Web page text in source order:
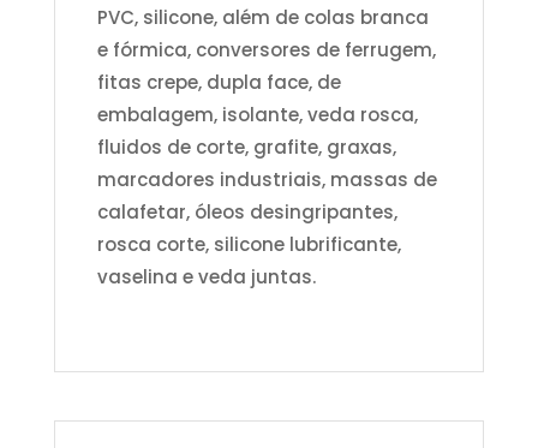
PVC, silicone, além de colas branca
e fórmica, conversores de ferrugem,
fitas crepe, dupla face, de
embalagem, isolante, veda rosca,
fluidos de corte, grafite, graxas,
marcadores industriais, massas de
calafetar, óleos desingripantes,
rosca corte, silicone lubrificante,
vaselina e veda juntas.